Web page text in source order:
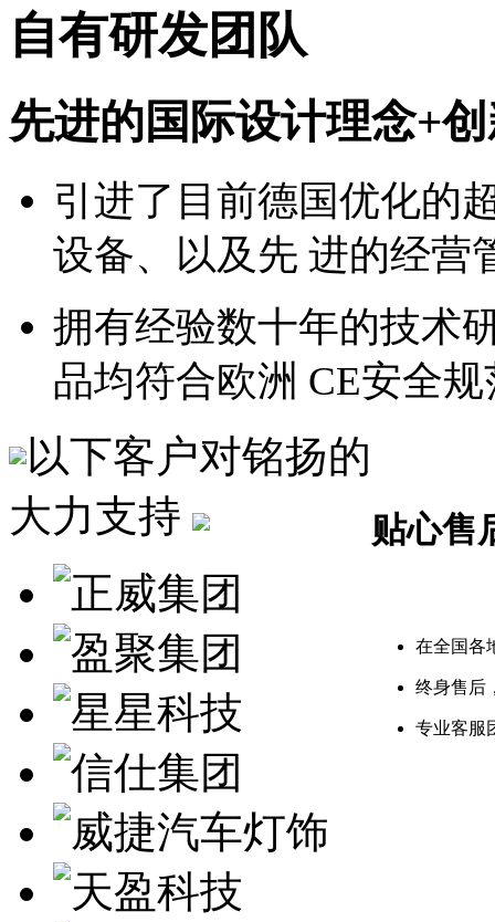
自有研发团队
先进的国际设计理念+
引进了目前德国优化的
设备、以及先 进的经营
拥有经验数十年的技术
品均符合欧洲 CE安全
贴心售
在全国各
终身售后
专业客服
以下客户对铭扬的
大力支持